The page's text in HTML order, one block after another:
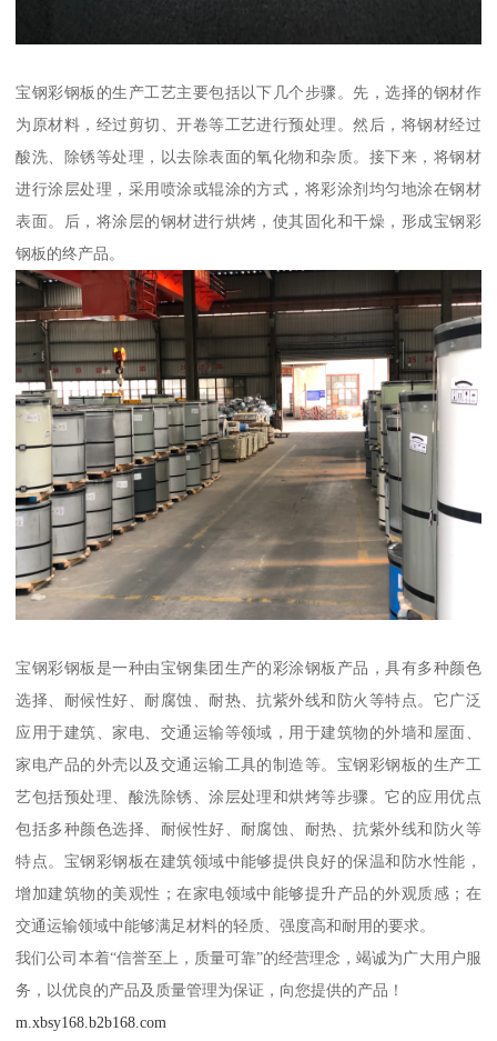
宝钢彩钢板的生产工艺主要包括以下几个步骤。先，选择的钢材作
为原材料，经过剪切、开卷等工艺进行预处理。然后，将钢材经过
酸洗、除锈等处理，以去除表面的氧化物和杂质。接下来，将钢材
进行涂层处理，采用喷涂或辊涂的方式，将彩涂剂均匀地涂在钢材
表面。后，将涂层的钢材进行烘烤，使其固化和干燥，形成宝钢彩
钢板的终产品。
宝钢彩钢板是一种由宝钢集团生产的彩涂钢板产品，具有多种颜色
选择、耐候性好、耐腐蚀、耐热、抗紫外线和防火等特点。它广泛
应用于建筑、家电、交通运输等领域，用于建筑物的外墙和屋面、
家电产品的外壳以及交通运输工具的制造等。宝钢彩钢板的生产工
艺包括预处理、酸洗除锈、涂层处理和烘烤等步骤。它的应用优点
包括多种颜色选择、耐候性好、耐腐蚀、耐热、抗紫外线和防火等
特点。宝钢彩钢板在建筑领域中能够提供良好的保温和防水性能，
增加建筑物的美观性；在家电领域中能够提升产品的外观质感；在
交通运输领域中能够满足材料的轻质、强度高和耐用的要求。
我们公司本着“信誉至上，质量可靠”的经营理念，竭诚为广大用户服
务，以优良的产品及质量管理为保证，向您提供的产品！
m.xbsy168.b2b168.com